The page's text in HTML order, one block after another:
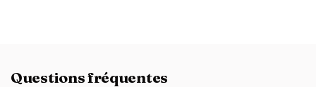
Questions fréquentes